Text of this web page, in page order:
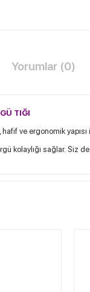
Yorumlar (0)
TIĞI
hafif ve ergonomik
kolaylığı sağlar. Siz